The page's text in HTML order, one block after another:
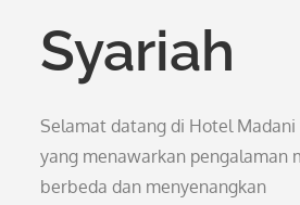
Syariah
Selamat datang di Hotel
yang menawarkan pengalaman
berbeda dan menyenangkan